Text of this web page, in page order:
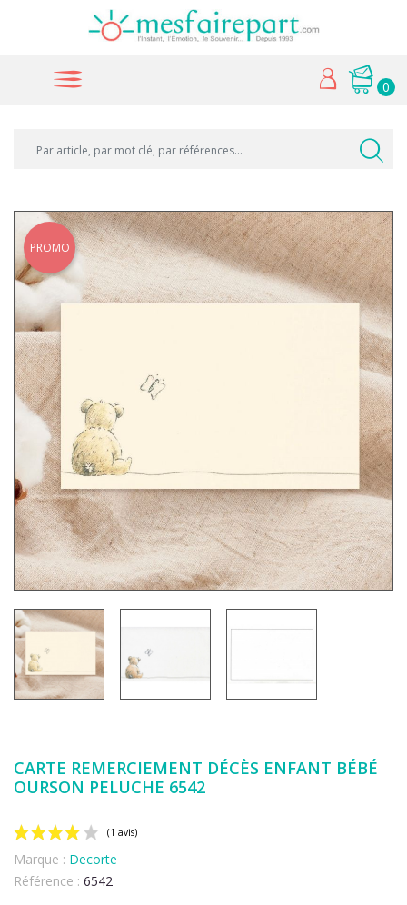
0
PROMO
CARTE REMERCIEMENT DÉCÈS ENFANT BÉBÉ
OURSON PELUCHE 6542
Marque : Decorte
Référence : 6542